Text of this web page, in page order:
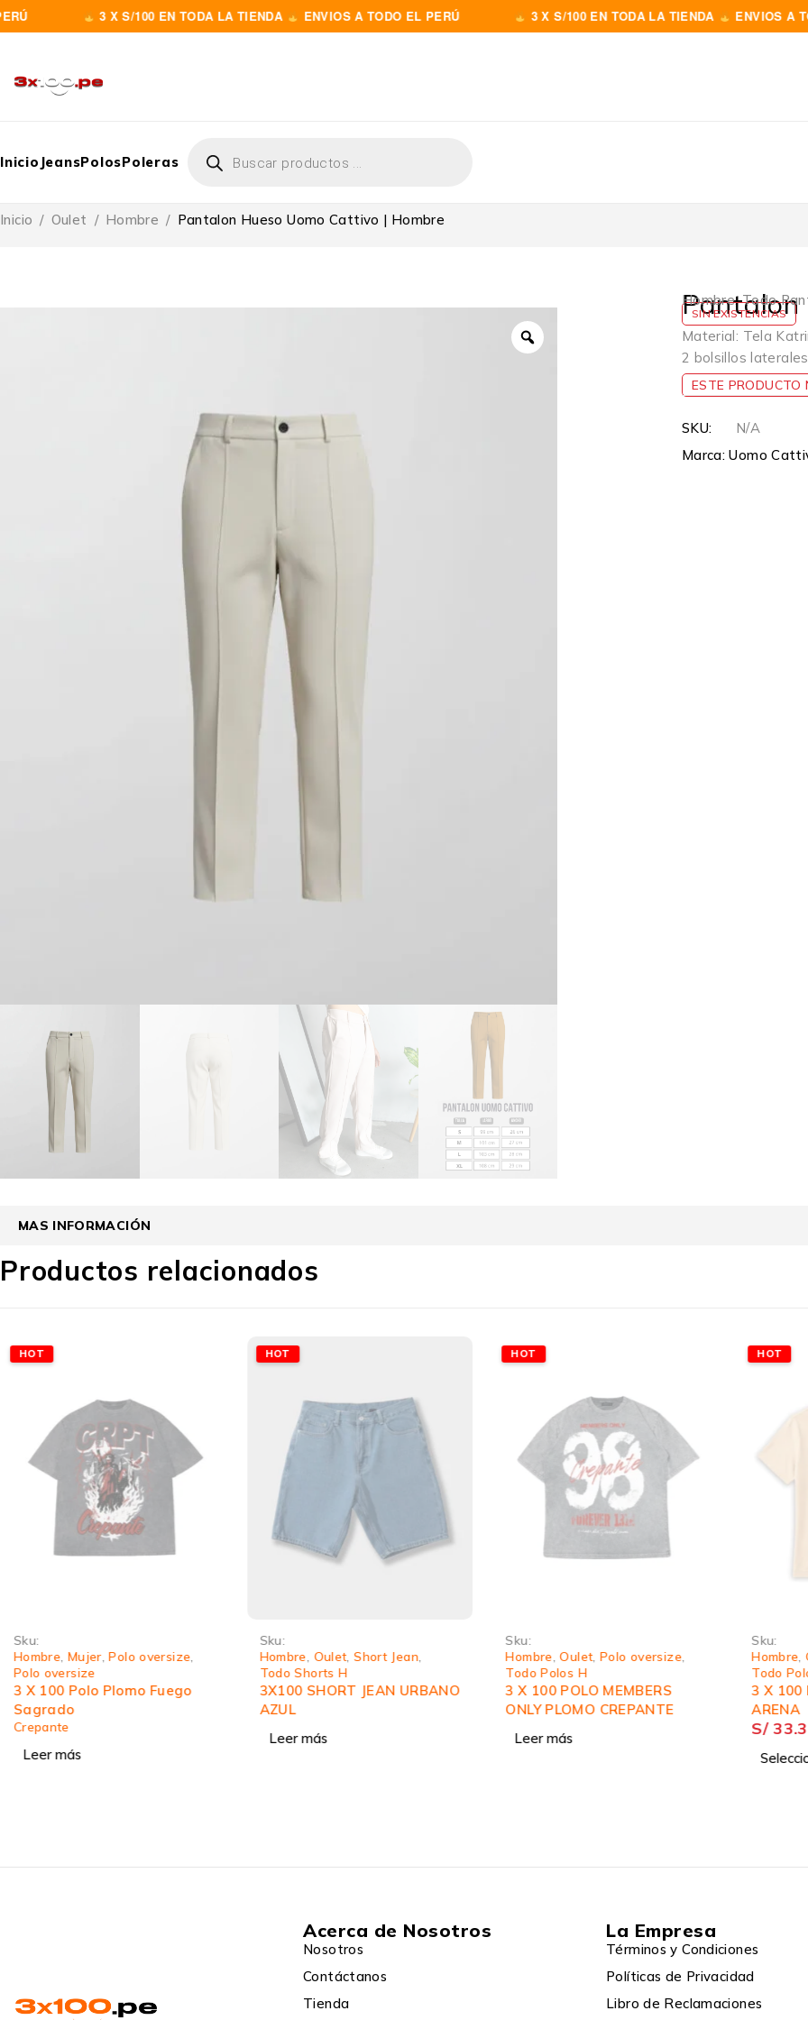
3 X S/100 EN TODA LA TIENDA ENVIOS A TODO EL PERÚ 3 X S/100 EN TODA LA TIENDA ENVIOS A TODO
Inicio JeansPolosPoleras
Inicio / Oulet / Hombre / Pantalon Hueso Uomo Cattivo | Hombre
Hombre,Todo
Pantalon
SIN EXISTENCIAS
Material: Tela
2 bolsillos laterales
ESTE PRODUCTO
SKU:
N/A
Marca:Uomo
MAS INFORMACIÓN
Productos relacionados
HOT
Sku:
Hombre Mujer,Polo oversize
Polo oversize
3 X 100 Polo Plomo Fuego
Sagrado
Crepante
Leer más
HOT
Sku:
Hombre Oulet,Short Jean
Todo Shorts H
3X100 SHORT JEAN URBANO
AZUL
Leer más
HOT
Sku:
Hombre ,Oulet,Polo oversize
Todo Polos H
3 X 100 POLO MEMBERS
ONLY PLOMO CREPANTE
Leer más
HOT
Sku:
Hombre ,
Todo
3 X 100
ARENA
S/
Acerca de Nosotros
Nosotros
Contáctanos
Tienda
La Empresa
Términos y Condiciones
Políticas de Privacidad
Libro de Reclamaciones